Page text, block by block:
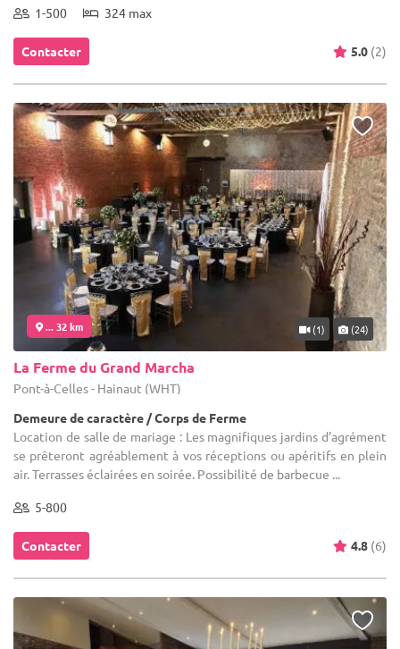
1-500 324 max
Contacter 5.0 (2)
... 32 km (1) (24)
La Ferme du Grand Marcha
Pont-à-Celles - Hainaut (WHT)
Demeure de caractère / Corps de Ferme
Location de salle de mariage : Les magnifiques jardins d’agrément
se prêteront agréablement à vos réceptions ou apéritifs en plein
air. Terrasses éclairées en soirée. Possibilité de barbecue ...
5-800
Contacter 4.8 (6)